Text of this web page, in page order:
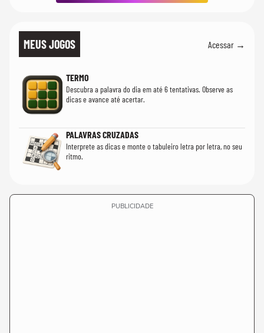
MEUS JOGOS Acessar →
TERMO
Descubra a palavra do dia em até 6 tentativas. Observe as
dicas e avance até acertar.
PALAVRAS CRUZADAS
Interprete as dicas e monte o tabuleiro letra por letra, no seu
ritmo.
PUBLICIDADE